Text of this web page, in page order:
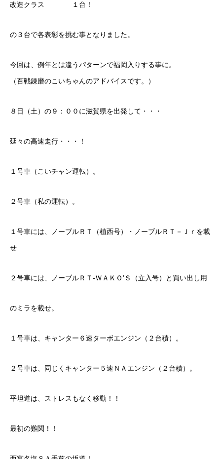
改造クラス １台！
の３台で各表彰を挑む事となりました。
今回は、例年とは違うパターンで福岡入りする事に。
（百戦錬磨のこいちゃんのアドバイスです。）
８日（土）の９：００に滋賀県を出発して・・・
延々の高速走行・・・！
１号車（こいチャン運転）。
２号車（私の運転）。
１号車には、ノーブルＲＴ（植西号）・ノーブルＲＴ－Ｊｒを載
せ
２号車には、ノーブルＲＴ-ＷＡＫＯ’Ｓ（立入号）と買い出し用
のミラを載せ。
１号車は、キャンター６速ターボエンジン（２台積）。
２号車は、同じくキャンター５速ＮＡエンジン（２台積）。
平坦道は、ストレスもなく移動！！
最初の難関！！